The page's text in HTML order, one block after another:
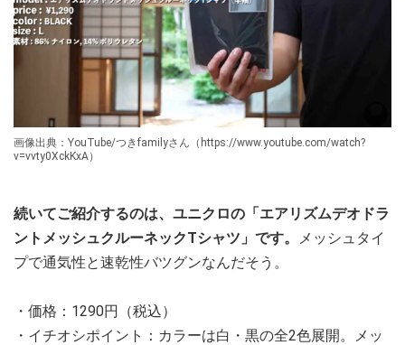
画像出典：YouTube/つきfamilyさん（https://www.youtube.com/watch?
v=vvty0XckKxA）
続いてご紹介するのは、ユニクロの「エアリズムデオドラ
ントメッシュクルーネックTシャツ」です。
メッシュタイ
プで通気性と速乾性バツグンなんだそう。
・価格：1290円（税込）
・イチオシポイント：カラーは白・黒の全2色展開。メッ